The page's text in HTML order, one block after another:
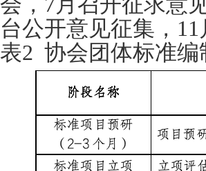
台公开意见征集，
表2 协会团体标准编